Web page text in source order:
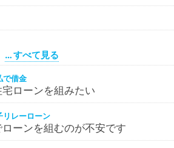
… すべて見る
で借金
ローンを組みたい
リレーローン
ーンを組むのが不安です